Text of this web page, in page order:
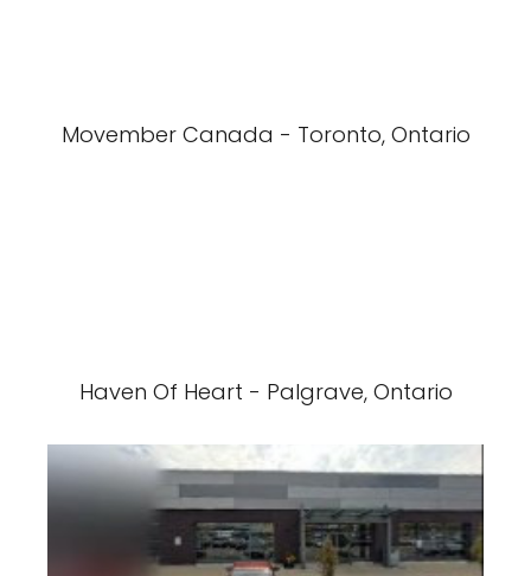
Movember Canada - Toronto, Ontario
Haven Of Heart - Palgrave, Ontario